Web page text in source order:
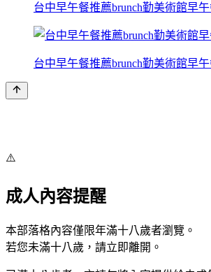
台中早午餐推薦brunch勤美術館早
台中早午餐推薦brunch勤美術館早
⚠️
成人內容提醒
本部落格內容僅限年滿十八歲者瀏覽。
若您未滿十八歲，請立即離開。